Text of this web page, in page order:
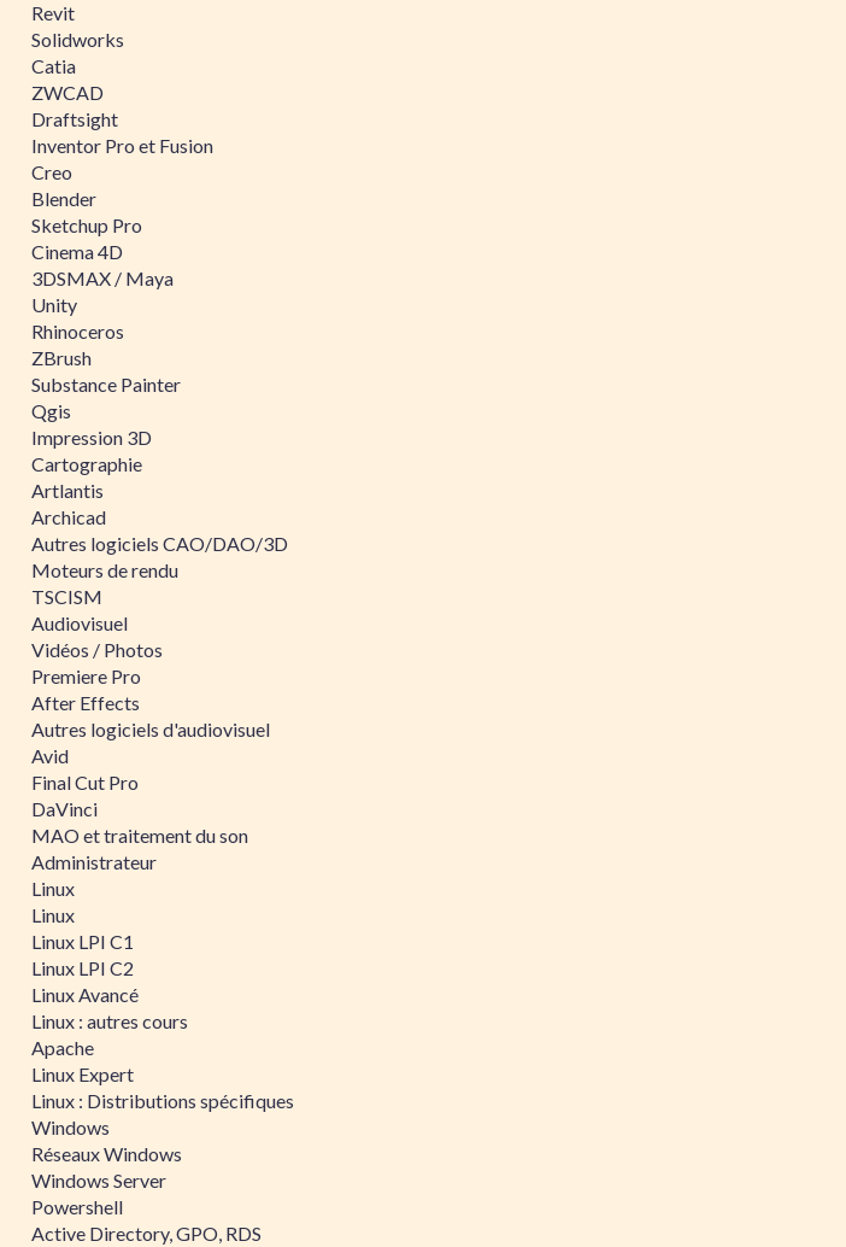
Revit
Solidworks
Catia
ZWCAD
Draftsight
Inventor Pro et Fusion
Creo
Blender
Sketchup Pro
Cinema 4D
3DSMAX / Maya
Unity
Rhinoceros
ZBrush
Substance Painter
Qgis
Impression 3D
Cartographie
Artlantis
Archicad
Autres logiciels CAO/DAO/3D
Moteurs de rendu
TSCISM
Audiovisuel
Vidéos / Photos
Premiere Pro
After Effects
Autres logiciels d'audiovisuel
Avid
Final Cut Pro
DaVinci
MAO et traitement du son
Administrateur
Linux
Linux
Linux LPI C1
Linux LPI C2
Linux Avancé
Linux : autres cours
Apache
Linux Expert
Linux : Distributions spécifiques
Windows
Réseaux Windows
Windows Server
Powershell
Active Directory, GPO, RDS